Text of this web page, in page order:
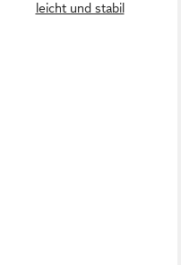
leicht und stabil